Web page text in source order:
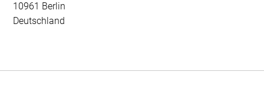
10961 Berlin
Deutschland